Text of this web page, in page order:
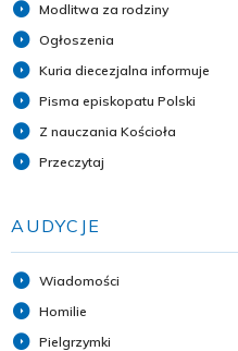
Modlitwa za rodziny
Ogłoszenia
Kuria diecezjalna informuje
Pisma episkopatu Polski
Z nauczania Kościoła
Przeczytaj
AUDYCJE
Wiadomości
Homilie
Pielgrzymki